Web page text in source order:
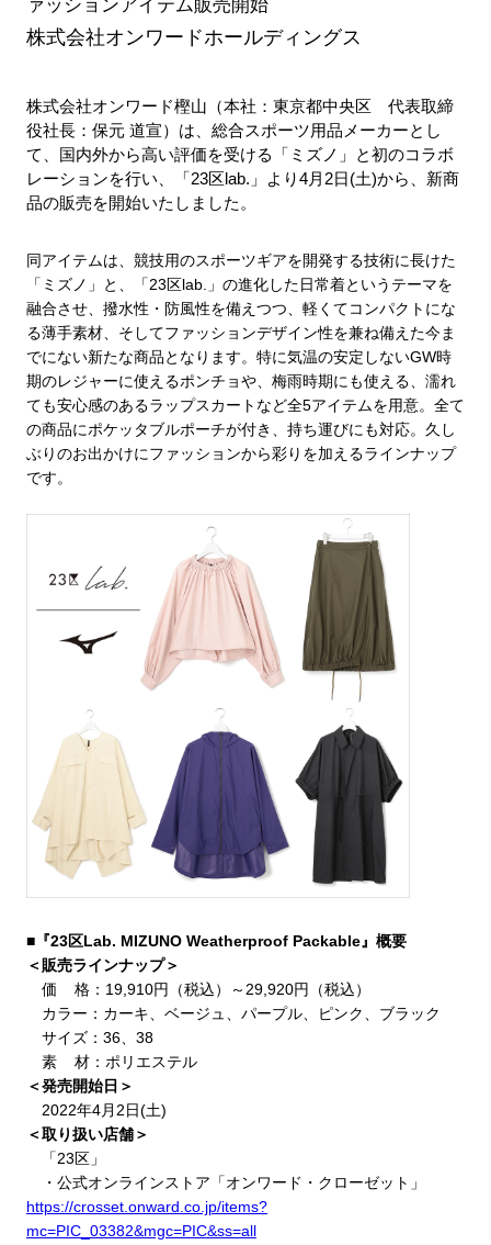
ァッションアイテム販売開始
株式会社オンワードホールディングス
株式会社オンワード樫山（本社：東京都中央区 代表取締
役社長：保元 道宣）は、総合スポーツ用品メーカーとし
て、国内外から高い評価を受ける「ミズノ」と初のコラボ
レーションを行い、「23区lab.」より4月2日(土)から、新商
品の販売を開始いたしました。
同アイテムは、競技用のスポーツギアを開発する技術に長けた
「ミズノ」と、「23区lab. 」の進化した日常着というテーマを
融合させ、撥水性・防風性を備えつつ、軽くてコンパクトにな
る薄手素材、そしてファッションデザイン性を兼ね備えた今ま
でにない新たな商品となります。特に気温の安定しないGW時
期のレジャーに使えるポンチョや、梅雨時期にも使える、濡れ
ても安心感のあるラップスカートなど全5アイテムを用意。全て
の商品にポケッタブルポーチが付き、持ち運びにも対応。久し
ぶりのお出かけにファッションから彩りを加えるラインナップ
です。
■『23区Lab. MIZUNO Weatherproof Packable』概要
＜販売ラインナップ＞
価 格： 19,910円（税込）～ 29,920円（税込）
カラー：カーキ、ベージュ、パープル、ピンク、ブラック
サイズ： 36、 38
素 材：ポリエステル
＜発売開始日＞
2022年4月 2日(土)
＜取り扱い店舗＞
「23区」
・公式オンラインストア「オンワード・クローゼット」
https://crosset.onward.co.jp/items?
mc=PIC_03382&mgc=PIC&ss=all